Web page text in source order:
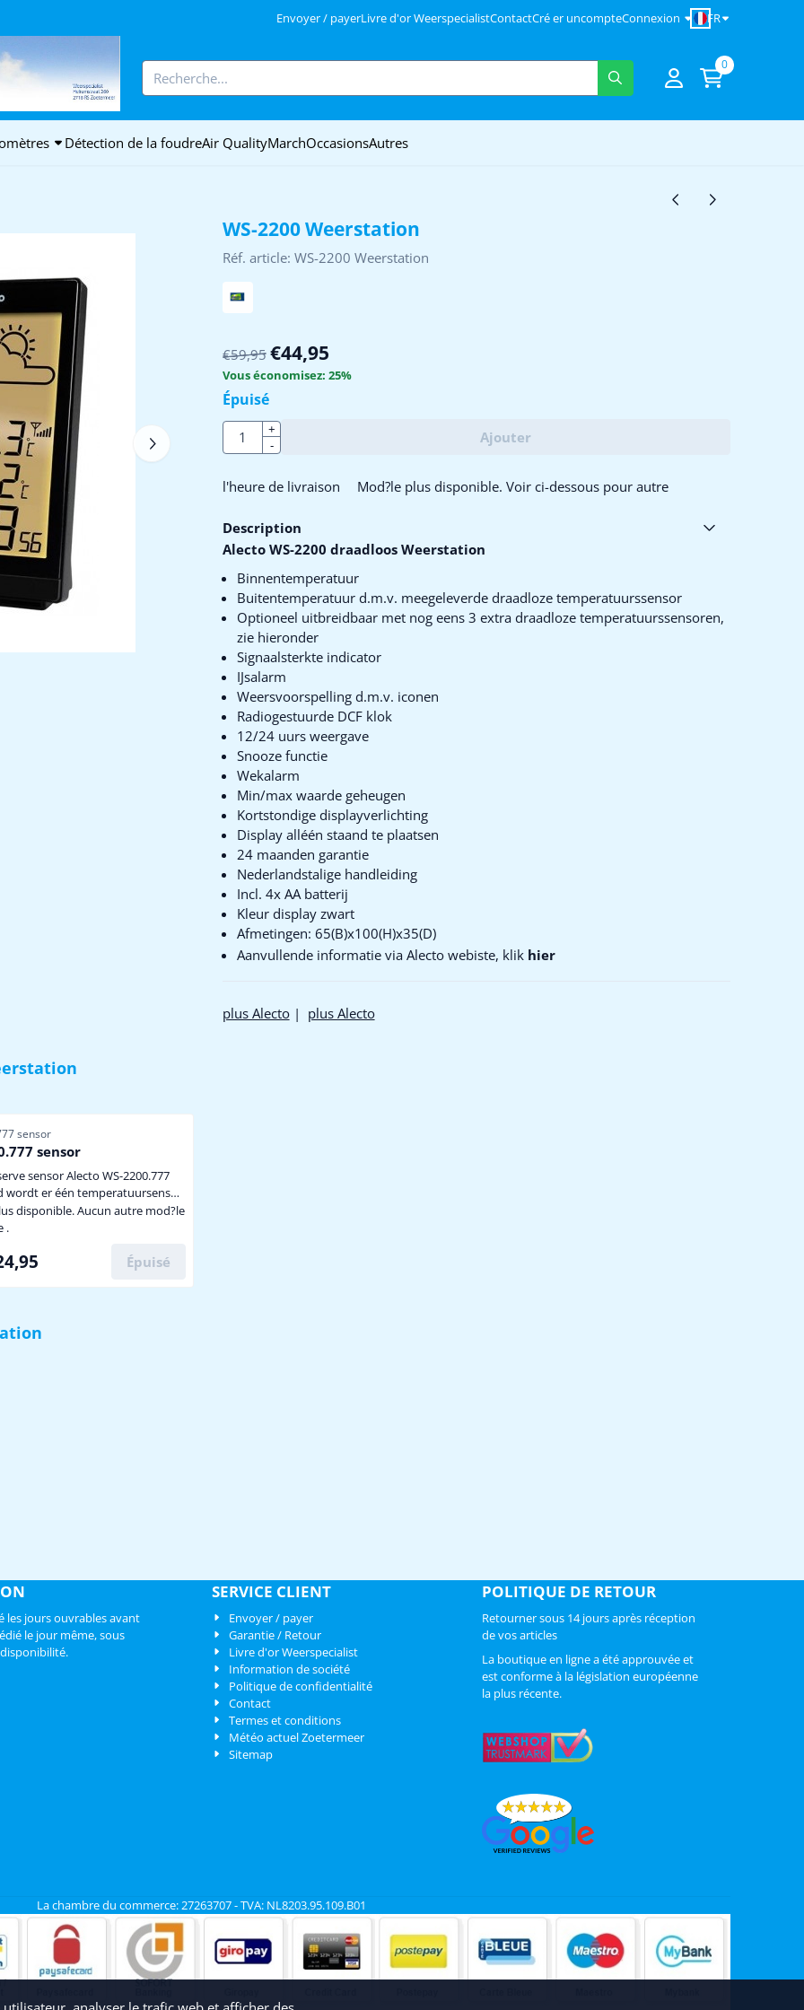
Envoyer / payerLivre d'or WeerspecialistContactCré er uncompteConnexion FR
Rechercher 0
Détection de la foudreAir QualityMarchOccasionsAutres
WS-2200 Weerstation
Réf. article: WS-2200 Weerstation
€59,95 €44,95
Vous économisez: 25%
Épuisé
Quantité
+
-
Ajouter
l'heure de livraison Mod?le plus disponible. Voir ci-dessous pour autre
Description
Alecto WS-2200 draadloos Weerstation
Binnentemperatuur
Buitentemperatuur d.m.v. meegeleverde draadloze temperatuurssensor
Optioneel uitbreidbaar met nog eens 3 extra draadloze temperatuurssensoren,
zie hieronder
Signaalsterkte indicator
IJsalarm
Weersvoorspelling d.m.v. iconen
Radiogestuurde DCF klok
12/24 uurs weergave
Snooze functie
Wekalarm
Min/max waarde geheugen
Kortstondige displayverlichting
Display alléén staand te plaatsen
24 maanden garantie
Nederlandstalige handleiding
Incl. 4x AA batterij
Kleur display zwart
Afmetingen: 65(B)x100(H)x35(D)
Aanvullende informatie via Alecto webiste, klik hier
plus Alecto| plus Alecto
sensor
sensor
sensor Alecto WS-2200.777
wordt er één temperatuursensor
Sluit alléén aan
WS-2200 Weerstation
disponible. Aucun autre mod?le
.
pour 24,95 Épuisé
les jours ouvrables avant
le jour même, sous
SERVICE CLIENT
Envoyer / payer
Garantie / Retour
Livre d'or Weerspecialist
Information de société
Politique de confidentialité
Contact
Termes et conditions
Météo actuel Zoetermeer
Sitemap
POLITIQUE DE RETOUR
Retourner sous 14 jours après réception
de vos articles
La boutique en ligne a été approuvée et
est conforme à la législation européenne
la plus récente.
La chambre du commerce: 27263707 - TVA: NL8203.95.109.B01